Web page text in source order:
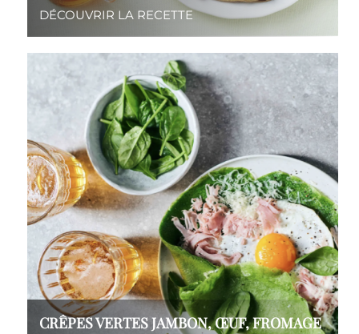
DÉCOUVRIR LA RECETTE
CRÊPES VERTES JAMBON, ŒUF, FROMAGE